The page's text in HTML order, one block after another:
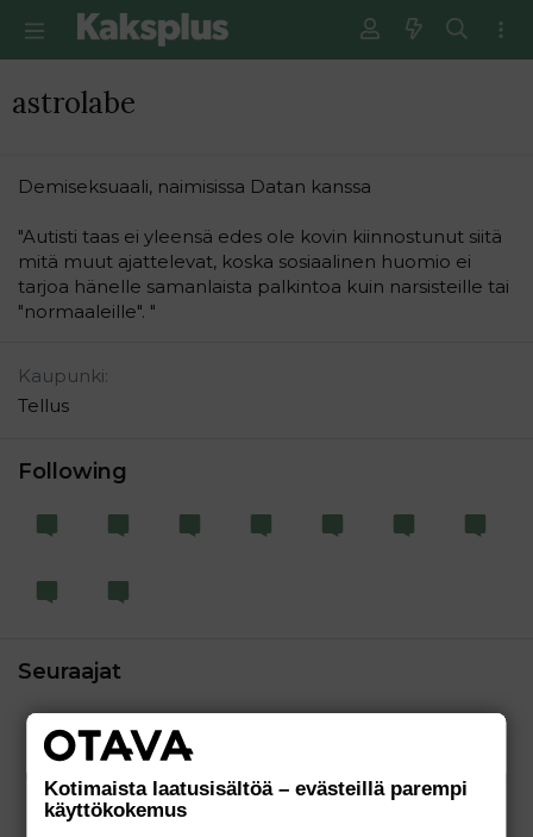
astrolabe
Demiseksuaali, naimisissa Datan kanssa
"Autisti taas ei yleensä edes ole kovin kiinnostunut siitä
mitä muut ajattelevat, koska sosiaalinen huomio ei
tarjoa hänelle samanlaista palkintoa kuin narsisteille tai
"normaaleille". "
Kaupunki
Tellus
Following
Seuraajat
Kotimaista laatusisältöä – evästeillä parempi
käyttökokemus